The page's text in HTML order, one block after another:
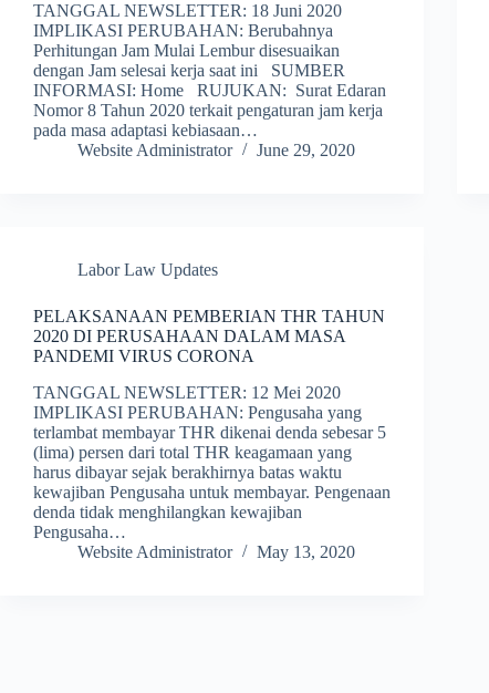
TANGGAL NEWSLETTER: 18 Juni 2020
IMPLIKASI PERUBAHAN: Berubahnya
Perhitungan Jam Mulai Lembur disesuaikan
dengan Jam selesai kerja saat ini SUMBER
INFORMASI: Home RUJUKAN: Surat Edaran
Nomor 8 Tahun 2020 terkait pengaturan jam kerja
pada masa adaptasi kebiasaan…
Website Administrator
June 29, 2020
Labor Law Updates
PELAKSANAAN PEMBERIAN THR TAHUN
2020 DI PERUSAHAAN DALAM MASA
PANDEMI VIRUS CORONA
TANGGAL NEWSLETTER: 12 Mei 2020
IMPLIKASI PERUBAHAN: Pengusaha yang
terlambat membayar THR dikenai denda sebesar 5
(lima) persen dari total THR keagamaan yang
harus dibayar sejak berakhirnya batas waktu
kewajiban Pengusaha untuk membayar. Pengenaan
denda tidak menghilangkan kewajiban
Pengusaha…
Website Administrator
May 13, 2020